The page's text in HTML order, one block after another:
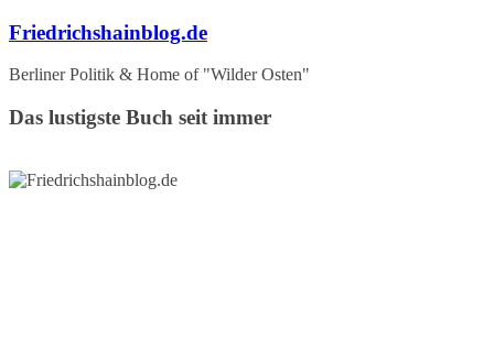
Zum
springen
Friedrichshainblog.de
Berliner Politik & Home of "Wilder Osten"
Das lustigste Buch seit immer